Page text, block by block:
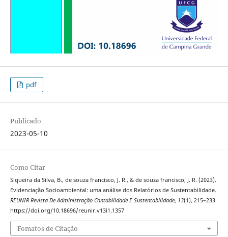
pdf
Publicado
2023-05-10
Como Citar
Siqueira da Silva, B., de souza francisco, J. R., & de souza francisco, J. R. (2023).
Evidenciação Socioambiental: uma análise dos Relatórios de Sustentabilidade.
REUNIR Revista De Administração Contabilidade E Sustentabilidade, 13(1), 215–233.
https://doi.org/10.18696/reunir.v13i1.1357
Fomatos de Citação